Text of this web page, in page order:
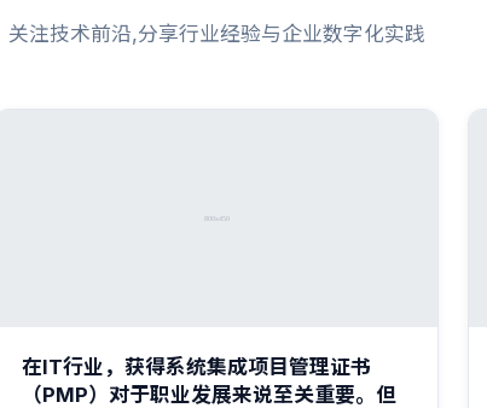
关注技术前沿,分享行业经验与企业数字化实践
在IT行业，获得系统集成项目管理证书
（PMP）对于职业发展来说至关重要。但